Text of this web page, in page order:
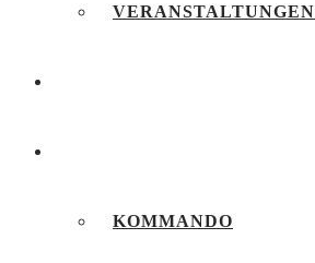
VERANSTALTUNGEN
KOMMANDO